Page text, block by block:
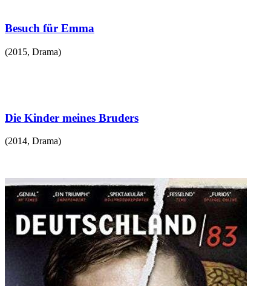
Besuch für Emma
(2015, Drama)
Die Kinder meines Bruders
(2014, Drama)